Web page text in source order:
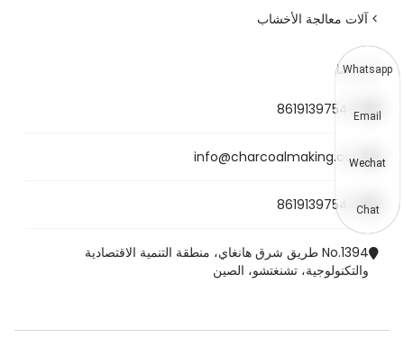
> آلات معالجة الأخشاب
اتصل بنا
8619139754781
info@charcoalmaking.com
8619139754781
No.1394 طريق شرق هانغاي، منطقة التنمية الاقتصادية
والتكنولوجية، تشنغتشو، الصين
Whatsapp
Email
Wechat
Chat